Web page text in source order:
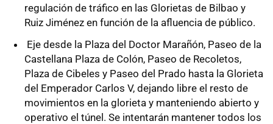
regulación de tráfico en las Glorietas de Bilbao y
Ruiz Jiménez en función de la afluencia de público.
Eje desde la Plaza del Doctor Marañón, Paseo de la
Castellana Plaza de Colón, Paseo de Recoletos,
Plaza de Cibeles y Paseo del Prado hasta la Glorieta
del Emperador Carlos V, dejando libre el resto de
movimientos en la glorieta y manteniendo abierto y
operativo el túnel. Se intentarán mantener todos los